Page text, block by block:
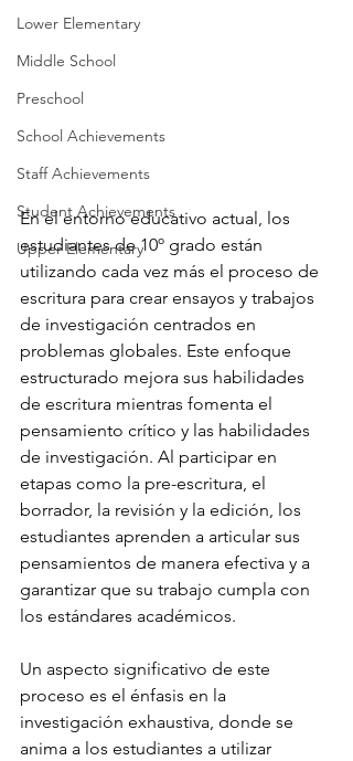
Lower Elementary
Middle School
Preschool
School Achievements
Staff Achievements
Student Achievements
Upper Elementary
En el entorno educativo actual, los
estudiantes de 10º grado están
utilizando cada vez más el proceso de
escritura para crear ensayos y trabajos
de investigación centrados en
problemas globales. Este enfoque
estructurado mejora sus habilidades
de escritura mientras fomenta el
pensamiento crítico y las habilidades
de investigación. Al participar en
etapas como la pre-escritura, el
borrador, la revisión y la edición, los
estudiantes aprenden a articular sus
pensamientos de manera efectiva y a
garantizar que su trabajo cumpla con
los estándares académicos.
Un aspecto significativo de este
proceso es el énfasis en la
investigación exhaustiva, donde se
anima a los estudiantes a utilizar